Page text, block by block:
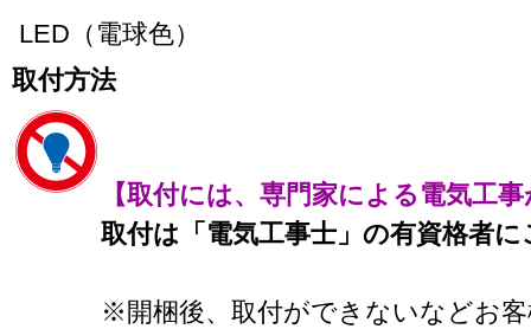
LED（電球色）
取付方法
【取付には、専門家による電気工
取付は「電気工事士」の有資格者
※開梱後、取付ができないなどお